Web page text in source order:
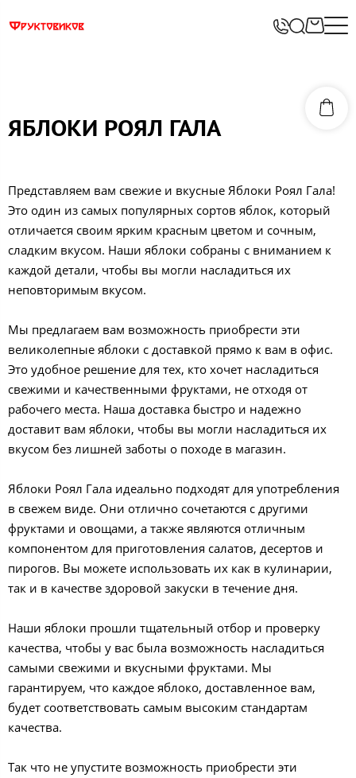
ЯБЛОКИ РОЯЛ ГАЛА
Представляем вам свежие и вкусные Яблоки Роял Гала!
Это один из самых популярных сортов яблок, который
отличается своим ярким красным цветом и сочным,
сладким вкусом. Наши яблоки собраны с вниманием к
каждой детали, чтобы вы могли насладиться их
неповторимым вкусом.
Мы предлагаем вам возможность приобрести эти
великолепные яблоки с доставкой прямо к вам в офис.
Это удобное решение для тех, кто хочет насладиться
свежими и качественными фруктами, не отходя от
рабочего места. Наша доставка быстро и надежно
доставит вам яблоки, чтобы вы могли насладиться их
вкусом без лишней заботы о походе в магазин.
Яблоки Роял Гала идеально подходят для употребления
в свежем виде. Они отлично сочетаются с другими
фруктами и овощами, а также являются отличным
компонентом для приготовления салатов, десертов и
пирогов. Вы можете использовать их как в кулинарии,
так и в качестве здоровой закуски в течение дня.
Наши яблоки прошли тщательный отбор и проверку
качества, чтобы у вас была возможность насладиться
самыми свежими и вкусными фруктами. Мы
гарантируем, что каждое яблоко, доставленное вам,
будет соответствовать самым высоким стандартам
качества.
Так что не упустите возможность приобрести эти